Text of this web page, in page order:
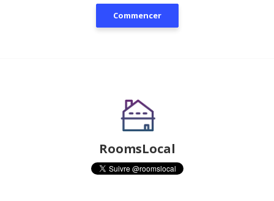
Commencer
RoomsLocal